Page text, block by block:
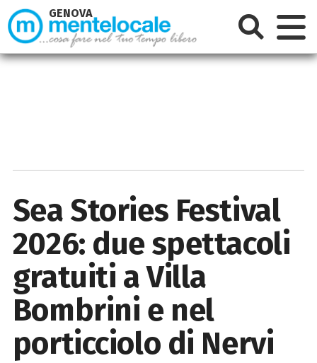
Sea Stories Festival
2026: due spettacoli
gratuiti a Villa
Bombrini e nel
porticciolo di Nervi
GENOVA